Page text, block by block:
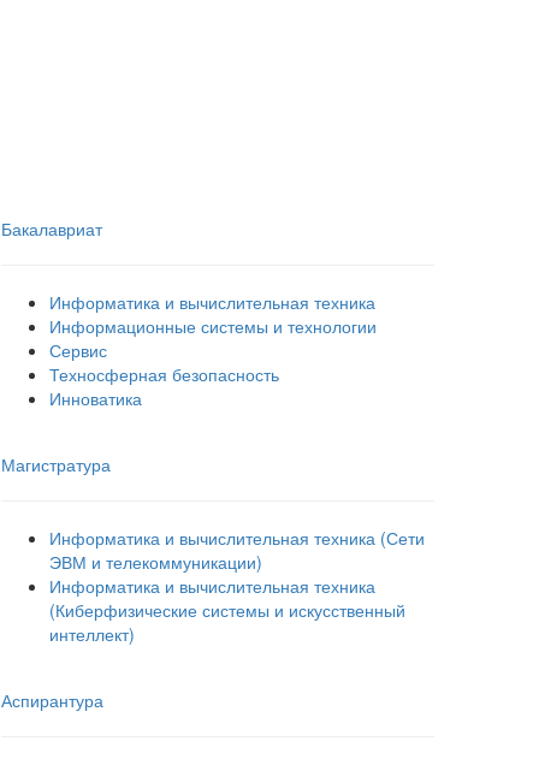
Бакалавриат
Информатика и вычислительная техника
Информационные системы и технологии
Сервис
Техносферная безопасность
Инноватика
Магистратура
Информатика и вычислительная техника (Сети
ЭВМ и телекоммуникации)
Информатика и вычислительная техника
(Киберфизические системы и искусственный
интеллект)
Аспирантура